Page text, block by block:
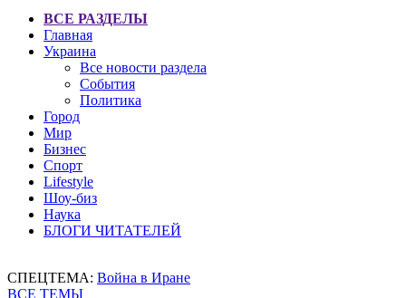
ВСЕ РАЗДЕЛЫ
Главная
Украина
Все новости раздела
События
Политика
Город
Мир
Бизнес
Спорт
Lifestyle
Шоу-биз
Наука
БЛОГИ ЧИТАТЕЛЕЙ
СПЕЦТЕМА: Война в Иране
ВСЕ ТЕМЫ